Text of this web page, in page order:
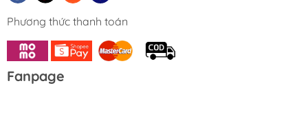
============================
HƯỚNG DẪN ĐẶT HÀNG :
- Quý khách vui lòng xem kĩ phân loại gồm ( Màu sắc,
Phương thức thanh toán
Fanpage